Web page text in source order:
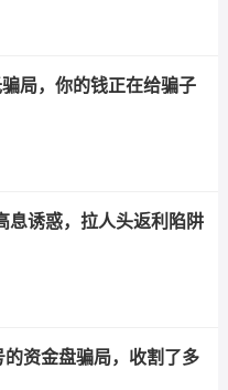
局，你的钱正在给骗子
息诱惑，拉人头返利陷阱
资金盘骗局，收割了多